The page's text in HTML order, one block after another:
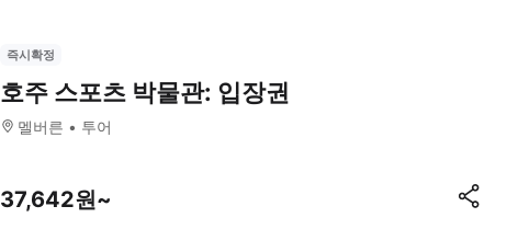
즉시확정
호주 스포츠 박물관: 입장권
멜버른 투어
37,642원~